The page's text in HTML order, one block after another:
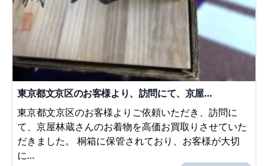
東京都文京区のお客様より、訪問にて、京屋…
東京都文京区のお客様よりご依頼いただき、訪問に
て、京屋林蔵さんのお着物を高価お買取りさせていた
だきました。 桐箱に保管されており、お客様が大切
に…